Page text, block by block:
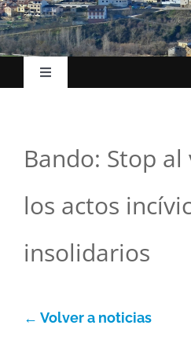
Toggle
Udalak
Kokapena
Ekonomia
Bando: Stop
los actos
insolidarios
← Volver a noticias